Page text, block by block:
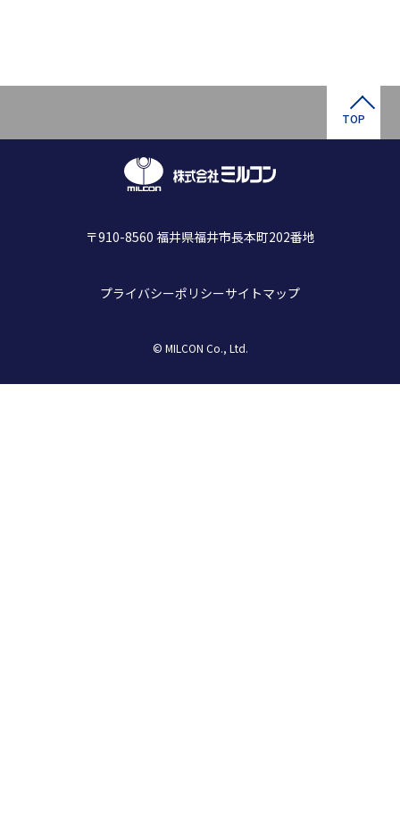
TOP
〒910-8560 福井県福井市長本町202番地
プライバシーポリシーサイトマップ
© MILCON Co., Ltd.